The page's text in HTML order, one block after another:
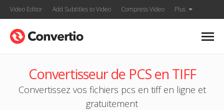
Video Editor Add Subtitles to Video Compress Video Plus
Convertisseur de PCS en TIFF
Convertissez vos fichiers pcs en tiff en ligne et
gratuitement